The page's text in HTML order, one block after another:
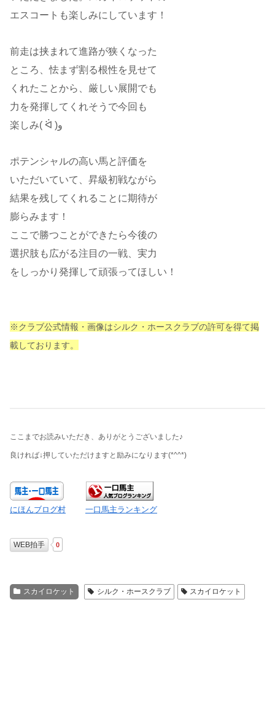
エスコートも楽しみにしています！
前走は挟まれて進路が狭くなった
ところ、怯まず割る根性を見せて
くれたことから、厳しい展開でも
力を発揮してくれそうで今回も
楽しみ( ᐛ )و
ポテンシャルの高い馬と評価を
いただいていて、昇級初戦ながら
結果を残してくれることに期待が
膨らみます！
ここで勝つことができたら今後の
選択肢も広がる注目の一戦、実力
をしっかり発揮して頑張ってほしい！
※クラブ公式情報・画像はシルク・ホースクラブの許可を得て掲
載しております。
ここまでお読みいただき、ありがとうございました♪
良ければ↓押していただけますと励みになります(*^^*)
にほんブログ村 一口馬主ランキング
WEB拍手 0
スカイロケット シルク・ホースクラブ スカイロケット